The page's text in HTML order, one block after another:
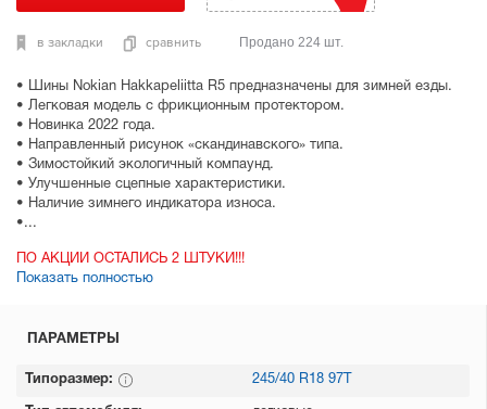
• Шины Nokian Hakkapeliitta R5 предназначены для зимней езды.
• Легковая модель с фрикционным протектором.
• Новинка 2022 года.
• Направленный рисунок «скандинавского» типа.
• Зимостойкий экологичный компаунд.
• Улучшенные сцепные характеристики.
• Наличие зимнего индикатора износа.
•...
ПО АКЦИИ ОСТАЛИСЬ 2 ШТУКИ!!!
Показать полностью
в закладки сравнить Продано 224 шт.
ПАРАМЕТРЫ
Типоразмер: 245/40 R18 97T